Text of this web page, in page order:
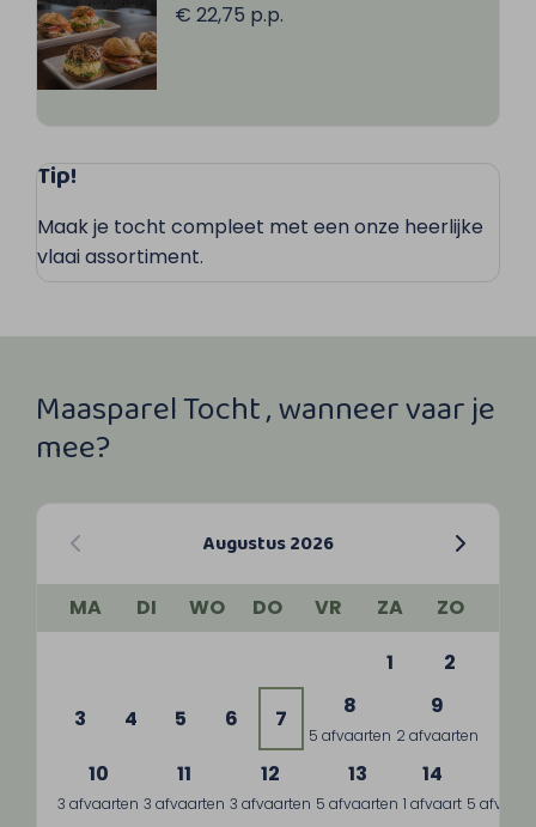
€ 22,75 p.p.
Tip!
Maak je tocht compleet met een onze heerlijke
vlaai assortiment.
Maasparel Tocht , wanneer vaar je
mee?
Augustus 2026
MA DI WO DO VR ZA
ZO
1
2
3 4 5 6 7 8
5 afvaarten
9
2 afvaarten
10
3 afvaarten
11
3 afvaarten
12
3 afvaarten
13
5 afvaarten
14
1 afvaart 5